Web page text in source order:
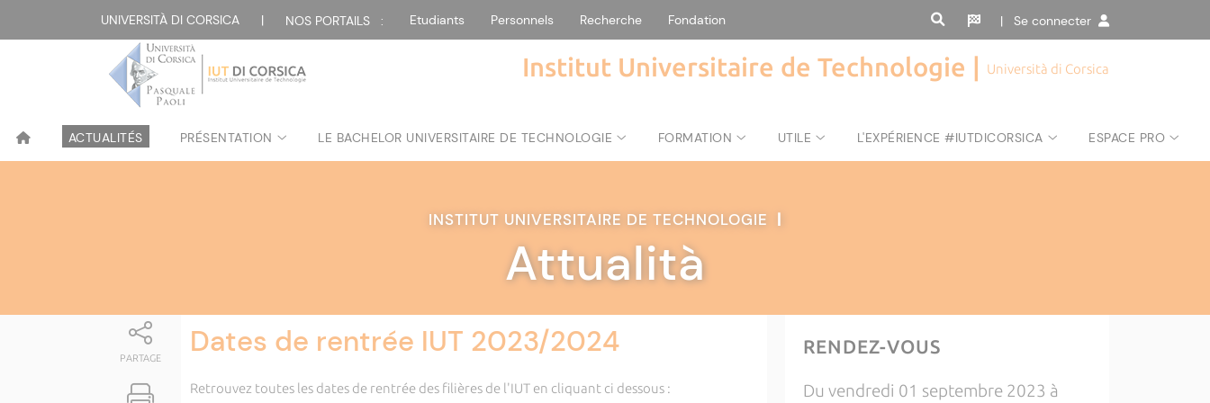
UNIVERSITÀ DI CORSICA | NOS PORTAILS : Etudiants Personnels Recherche Fondation | Se connecter
Institut Universitaire de Technologie | Università di Corsica
ACTUALITÉS PRÉSENTATION LE BACHELOR UNIVERSITAIRE DE TECHNOLOGIE FORMATION UTILE L'EXPÉRIENCE #IUTDICORSICA ESPACE PRO
INSTITUT UNIVERSITAIRE DE TECHNOLOGIE |
Attualità
PARTAGE Dates de rentrée IUT 2023/2024
Retrouvez toutes les dates de rentrée des filières de l'IUT en cliquant ci dessous :
RENDEZ-VOUS
Du vendredi 01 septembre 2023 à